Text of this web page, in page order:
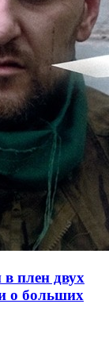
плен двух
о больших